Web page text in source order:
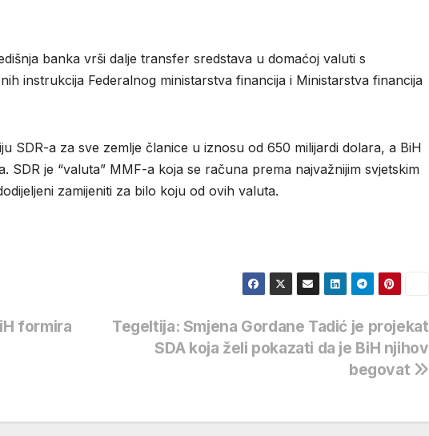
banka vrši dalje transfer sredstava u domaćoj valuti s
instrukcija Federalnog ministarstva financija i Ministarstva financija
SDR-a za sve zemlje članice u iznosu od 650 milijardi dolara, a BiH
SDR je “valuta” MMF-a koja se računa prema najvažnijim svjetskim
zamijeniti za bilo koju od ovih valuta.
Tegeltija: Smjena Gordane Tadić je projekat
SDA koja želi pokazati da je BiH njihov
begovat
formira